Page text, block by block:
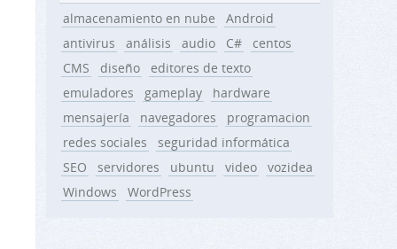
almacenamiento en nube
Android
antivirus
análisis audio C#
centos
CMS
diseño
editores de texto
emuladores
gameplay
hardware
mensajería
navegadores
programacion
redes sociales
seguridad informática
SEO
servidores ubuntu video
vozidea
Windows
WordPress